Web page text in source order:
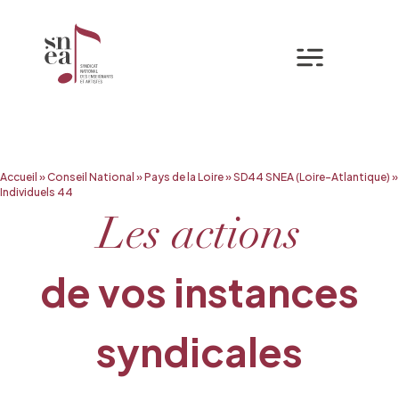
Aller
au
Accueil »Conseil National »Pays de la Loire»SD44 SNEA (Loire-Atlantique) »
Individuels 44
Les actions
de vos instances
syndicales